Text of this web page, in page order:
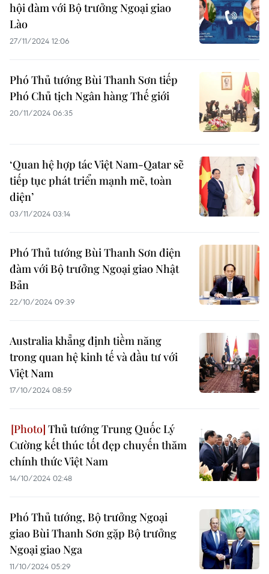
hội đàm với Bộ trưởng Ngoại giao
Lào
27/11/2024 12:06
Phó Thủ tướng Bùi Thanh Sơn tiếp
Phó Chủ tịch Ngân hàng Thế giới
20/11/2024 06:35
‘Quan hệ hợp tác Việt Nam-Qatar sẽ
tiếp tục phát triển mạnh mẽ, toàn
diện’
03/11/2024 03:14
Phó Thủ tướng Bùi Thanh Sơn điện
đàm với Bộ trưởng Ngoại giao Nhật
Bản
22/10/2024 09:39
Australia khẳng định tiềm năng
trong quan hệ kinh tế và đầu tư với
Việt Nam
17/10/2024 08:59
Thủ tướng Trung Quốc Lý
Cường kết thúc tốt đẹp chuyến thăm
chính thức Việt Nam
14/10/2024 02:48
Phó Thủ tướng, Bộ trưởng Ngoại
giao Bùi Thanh Sơn gặp Bộ trưởng
Ngoại giao Nga
11/10/2024 05:29